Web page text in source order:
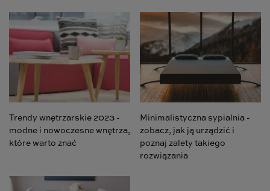
Trendy wnętrzarskie 2023 -
modne i nowoczesne wnętrza,
które warto znać
Minimalistyczna sypialnia -
zobacz, jak ją urządzić i
poznaj zalety takiego
rozwiązania